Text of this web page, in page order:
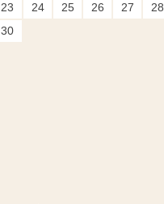
23
24 25 26 27 28
30